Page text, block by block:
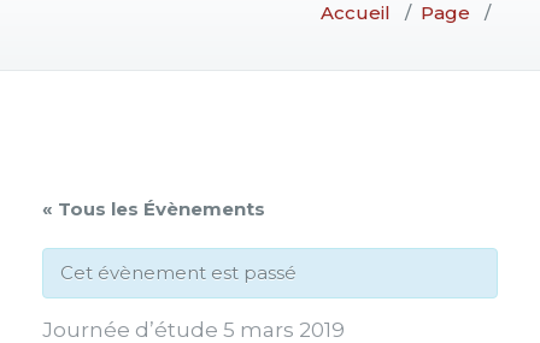
Accueil / Page /
« Tous les Évènements
Cet évènement est passé
Journée d’étude 5 mars 2019